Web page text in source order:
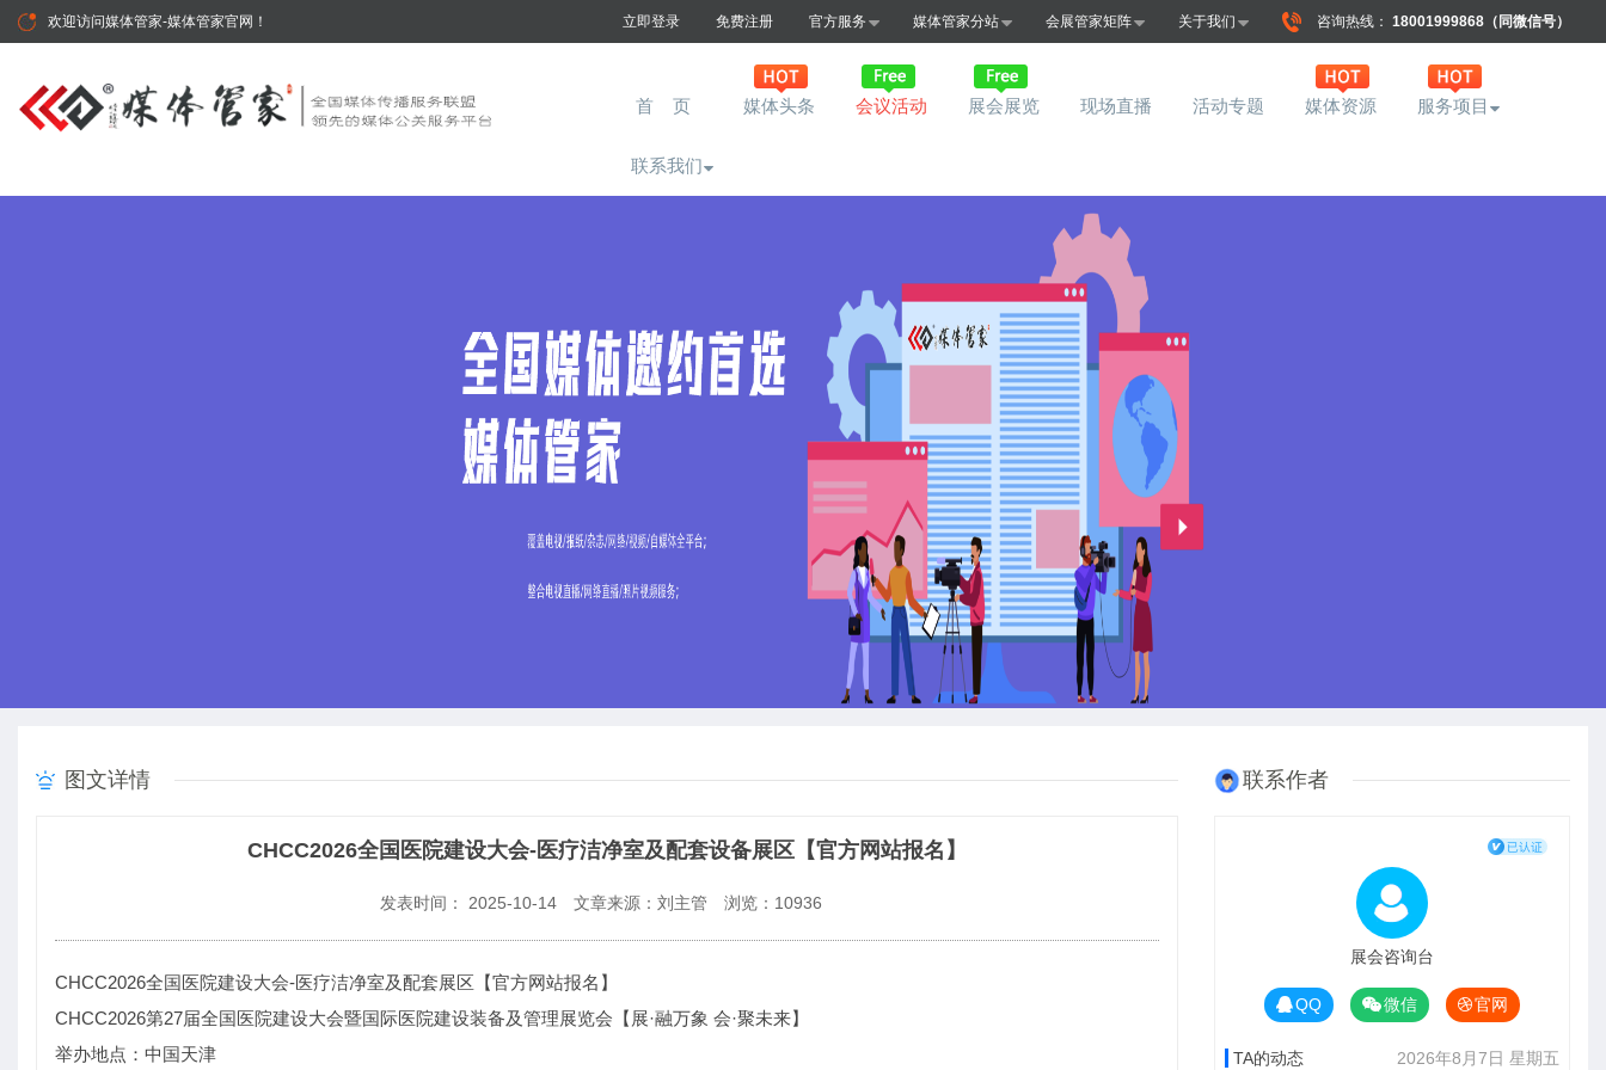
欢迎访问媒体管家-媒体管家官网 ！ 立即登录 免费注册 官方服务 媒体管家分站 会展管家矩阵 关于我们 咨询热线： 18001999868（同微信号）
首 页 媒体头条 会议活动 展会展览 现场直播 活动专题 媒体资源 服务项目
联系我们
图文详情
CHCC2026全国医院建设大会-医疗洁净室及配套设备展区【官方网站报名】
发表时间： 2025-10-14 文章来源：刘主管 浏览： 10936
CHCC2026全国医院建设大会-医疗洁净室及配套展区【官方网站报名】
CHCC2026第27届全国医院建设大会暨国际医院建设装备及管理展览会【展·融万象 会·聚未来】
举办地点：中国天津
联系作者
展会咨询台
QQ 微信 官网
TA的动态 2026年8月7日 星期五